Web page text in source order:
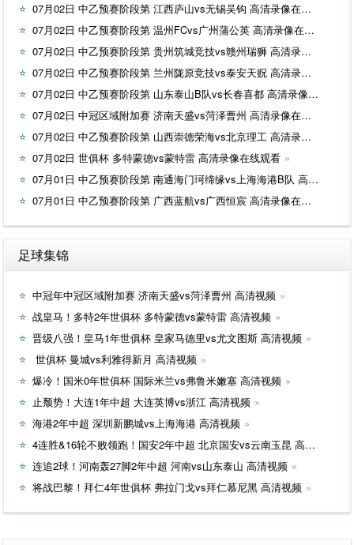
07月02日 中乙预赛阶段第 江西庐山vs无锡吴钩 高清录像在线观看
07月02日 中乙预赛阶段第 温州FCvs广州蒲公英 高清录像在线观看
07月02日 中乙预赛阶段第 贵州筑城竞技vs赣州瑞狮 高清录像在线观看
07月02日 中乙预赛阶段第 兰州陇原竞技vs泰安天贶 高清录像在线观看
07月02日 中乙预赛阶段第 山东泰山B队vs长春喜都 高清录像在线观看
07月02日 中冠区域附加赛 济南天盛vs菏泽曹州 高清录像在线观看
07月02日 中乙预赛阶段第 山西崇德荣海vs北京理工 高清录像在线观看
07月02日 世俱杯 多特蒙德vs蒙特雷 高清录像在线观看
07月01日 中乙预赛阶段第 南通海门珂缔缘vs上海海港B队 高清录像在线观看
07月01日 中乙预赛阶段第 广西蓝航vs广西恒宸 高清录像在线观看
足球集锦
中冠年中冠区域附加赛 济南天盛vs菏泽曹州 高清视频
战皇马！多特2年世俱杯 多特蒙德vs蒙特雷 高清视频
晋级八强！皇马1年世俱杯 皇家马德里vs尤文图斯 高清视频
世俱杯 曼城vs利雅得新月 高清视频
爆冷！国米0年世俱杯 国际米兰vs弗鲁米嫩塞 高清视频
止颓势！大连1年中超 大连英博vs浙江 高清视频
海港2年中超 深圳新鹏城vs上海海港 高清视频
4连胜&16轮不败领跑！国安2年中超 北京国安vs云南玉昆 高清视频
连追2球！河南轰27脚2年中超 河南vs山东泰山 高清视频
将战巴黎！拜仁4年世俱杯 弗拉门戈vs拜仁慕尼黑 高清视频